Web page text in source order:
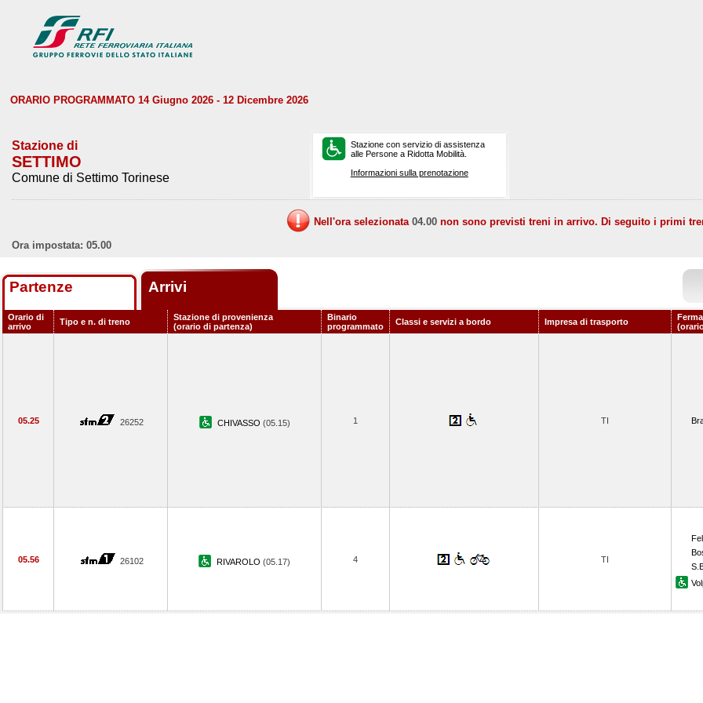
ORARIO PROGRAMMATO 14 Giugno 2026 - 12 Dicembre 2026
Stazione di
SETTIMO
Comune di Settimo Torinese
Stazione con servizio di assistenza
alle Persone a Ridotta Mobilità.
Informazioni sulla prenotazione
Nell'ora selezionata 04.00 non sono previsti treni in arrivo. Di seguito i primi
Ora impostata: 05.00
Partenze Arrivi
Orario di
arrivo
Tipo e n. di treno
Stazione di provenienza
(orario di partenza)
Binario
programmato
Classi e servizi a bordo Impresa di trasporto
05.25 26252 CHIVASSO (05.15) 1 TI
05.56 26102 RIVAROLO (05.17) 4 TI